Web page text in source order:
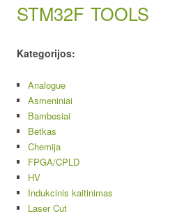
STM32F TOOLS
Kategorijos:
Analogue
Asmeniniai
Bambesiai
Betkas
Chemija
FPGA/CPLD
HV
Indukcinis kaitinimas
Laser Cut